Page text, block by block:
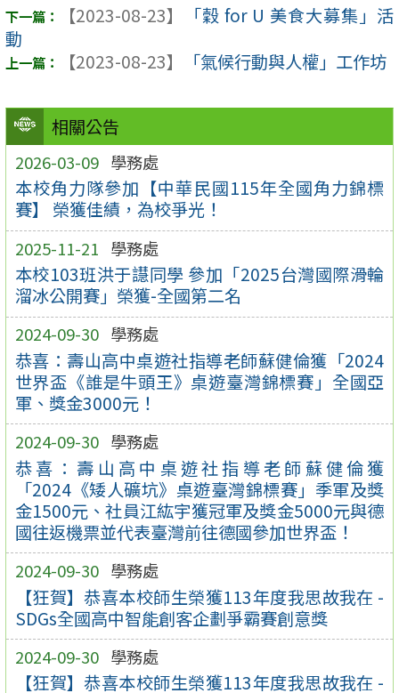
相關公告
2026-03-09 學務處
本校角力隊參加【中華民國115年全國角力錦標
賽】 榮獲佳績，為校爭光！
2025-11-21 學務處
本校103班洪于譿同學 參加「2025台灣國際滑輪
溜冰公開賽」榮獲-全國第二名
2024-09-30 學務處
恭喜：壽山高中桌遊社指導老師蘇健倫獲「2024
世界盃《誰是牛頭王》桌遊臺灣錦標賽」全國亞
軍、獎金3000元！
2024-09-30 學務處
恭喜：壽山高中桌遊社指導老師蘇健倫獲
「2024《矮人礦坑》桌遊臺灣錦標賽」季軍及獎
金1500元、社員江紘宇獲冠軍及獎金5000元與德
國往返機票並代表臺灣前往德國參加世界盃！
2024-09-30 學務處
【狂賀】恭喜本校師生榮獲113年度我思故我在 -
SDGs全國高中智能創客企劃爭霸賽創意獎
2024-09-30 學務處
【狂賀】恭喜本校師生榮獲113年度我思故我在 -
【2023-08-23】
「穀 for U 美食大募集」活
動
【2023-08-23】
「氣候行動與人權」工作坊